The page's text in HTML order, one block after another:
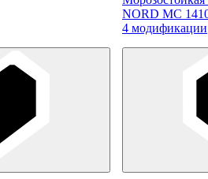
NORD МС
4 модификации